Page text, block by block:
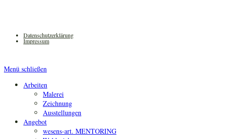
Datenschutzerklärung
Impressum
Menü schließen
Arbeiten
Malerei
Zeichnung
Ausstellungen
Angebot
wesens-art. MENTORING